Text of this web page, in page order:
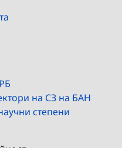
на СЗ на БАН
степени